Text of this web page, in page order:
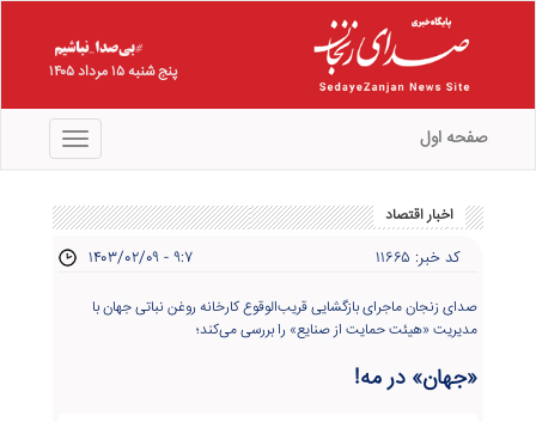
پنج شنبه ۱۵ مرداد ۱۴۰۵
منو صفحه اول
اخبار اقتصاد
کد خبر: ۱۱۶۶۵ ۱۴۰۳/۰۲/۰۹ - ۹:۷
صدای زنجان ماجرای بازگشایی قریب‌الوقوع کارخانه روغن نباتی جهان با
مدیریت «هیئت حمایت از صنایع» را بررسی می‌کند؛
«جهان» در مه!